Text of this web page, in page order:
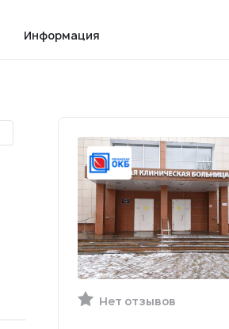
Информация
Нет отзывов